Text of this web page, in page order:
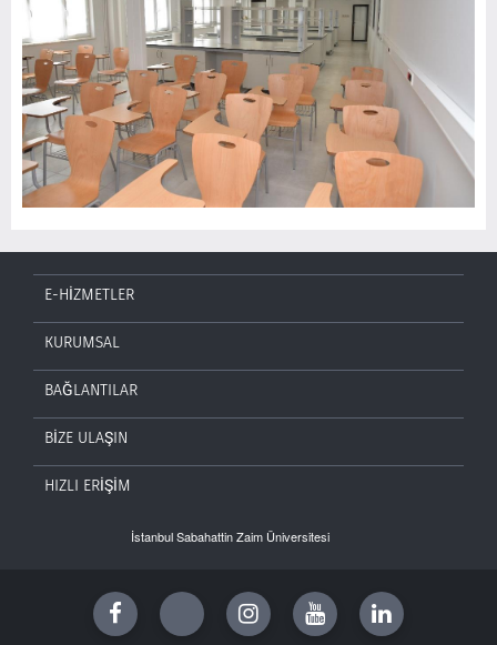
E-HİZMETLER
KURUMSAL
BAĞLANTILAR
BİZE ULAŞIN
HIZLI ERİŞİM
İstanbul Sabahattin Zaim Üniversitesi